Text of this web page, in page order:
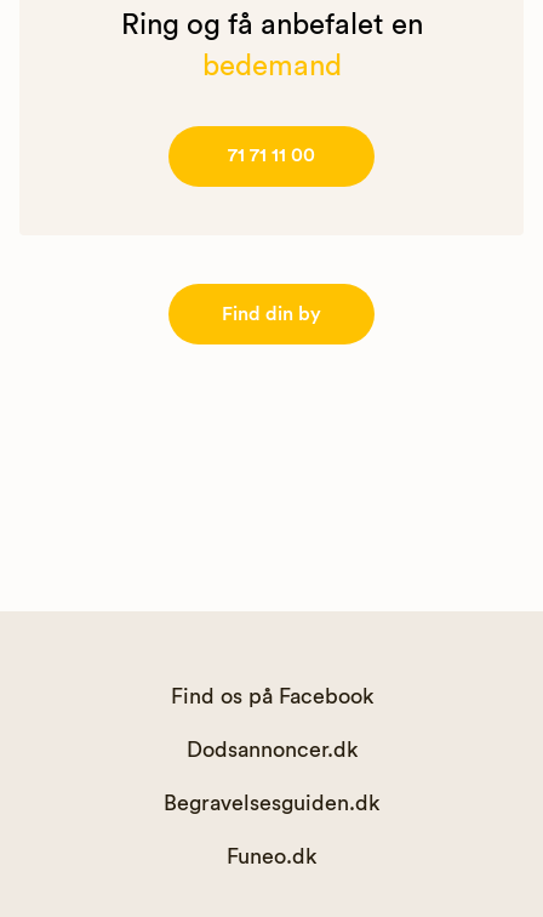
Ring og få anbefalet en
bedemand
71 71 11 00
Find din by
Find os på Facebook
Dodsannoncer.dk
Begravelsesguiden.dk
Funeo.dk